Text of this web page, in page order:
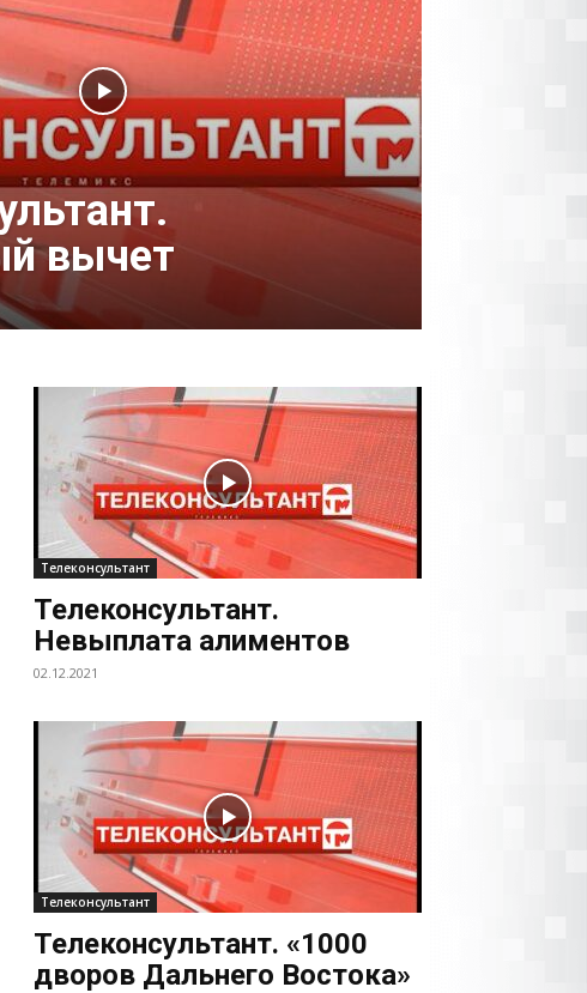
вычет
Телеконсультант
Телеконсультант.
Невыплата алиментов
02.12.2021
Телеконсультант
Телеконсультант. «1000
дворов Дальнего Востока»